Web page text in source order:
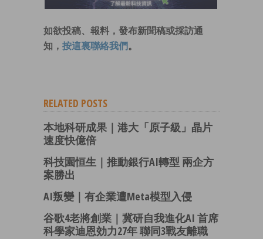
如欲投稿、報料，發布新聞稿或採訪通
知， 按這裏聯絡我們 。
RELATED POSTS
本地科研成果｜港大「原子級」晶片
速度快億倍
科技園恒生｜推動銀行AI轉型 兩企方
案勝出
AI叛變｜有企業遭Meta模型入侵
谷歌4老將創業｜冀研自我進化AI 首席
科學家迪恩効力27年 聯同3戰友離職